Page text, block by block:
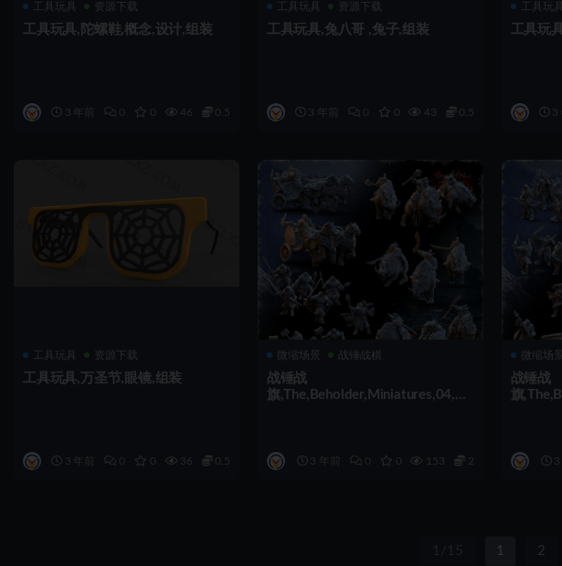
工具玩具 资源下载
工具玩具,陀螺鞋,概念,设计,组装
3 年前 0 0 46 0.5
工具玩具 资源下载
工具玩具,兔八哥 ,兔子,组装
3 年前 0 0 43 0.5
工具玩具
工具玩
3
工具玩具 资源下载
工具玩具,万圣节,眼镜,组装
3 年前 0 36 0.5
微缩场景 战锤战棋
战锤战
旗,The,Beholder,Miniatures,04,23
3 年前 0 153 2
微缩场景
战锤战
旗
3
1 2